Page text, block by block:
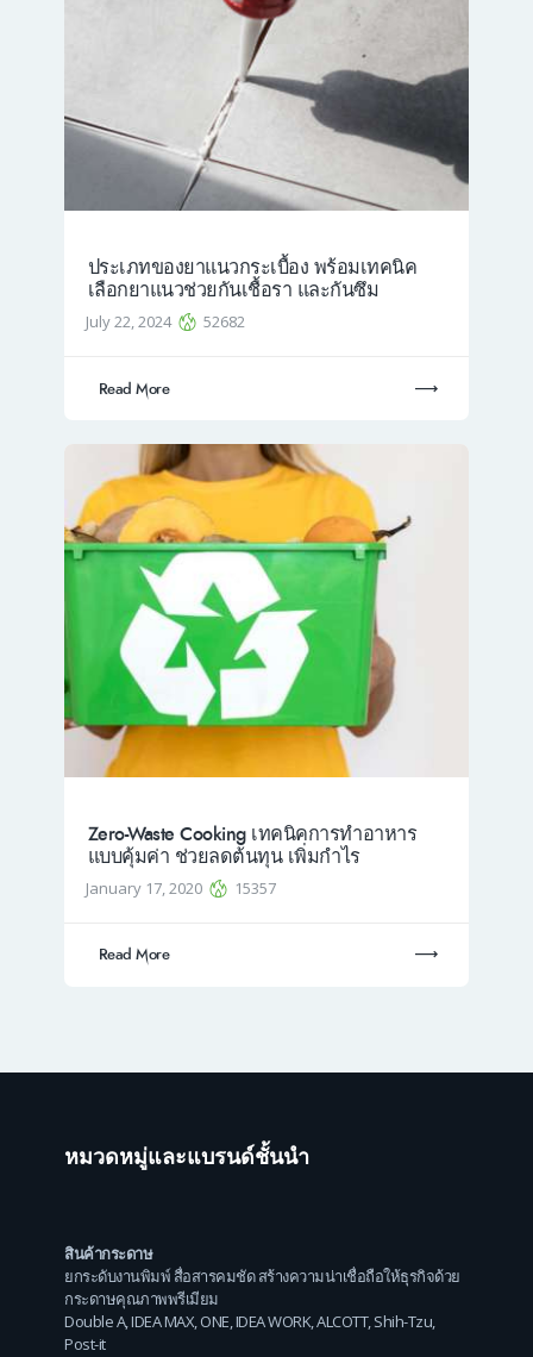
ประเภทของยาแนวกระเบื้อง พร้อมเทคนิค
เลือกยาแนวช่วยกันเชื้อรา และกันซึม
July 22, 2024 52682
Read More
Zero-Waste Cooking เทคนิคการทำอาหาร
แบบคุ้มค่า ช่วยลดต้นทุน เพิ่มกำไร
January 17, 2020 15357
Read More
หมวดหมู่และแบรนด์ชั้นนำ
สินค้ากระดาษ
ยกระดับงานพิมพ์ สื่อสารคมชัด สร้างความน่าเชื่อถือให้ธุรกิจด้วย
กระดาษคุณภาพพรีเมียม
Double A,IDEA MAX,ONE,IDEA WORK,ALCOTT,Shih-Tzu,
Post-it